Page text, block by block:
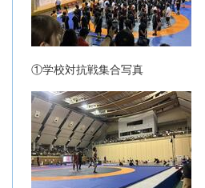
①学校対抗戦集合写真 ②